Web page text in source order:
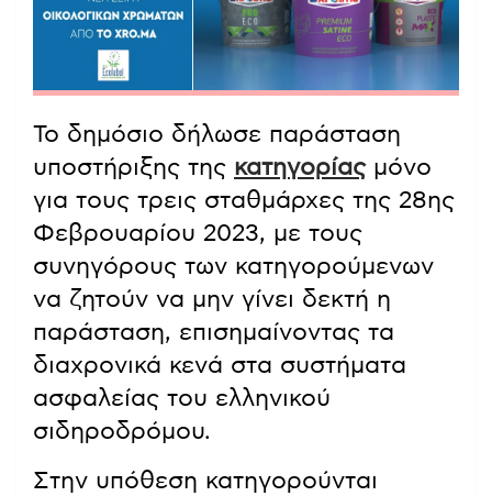
Το δημόσιο δήλωσε παράσταση
υποστήριξης της κατηγορίαςμόνο
για τους τρεις σταθμάρχες της 28ης
Φεβρουαρίου 2023, με τους
συνηγόρους των κατηγορούμενων
να ζητούν να μην γίνει δεκτή η
παράσταση, επισημαίνοντας τα
διαχρονικά κενά στα συστήματα
ασφαλείας του ελληνικού
σιδηροδρόμου.
Στην υπόθεση κατηγορούνται